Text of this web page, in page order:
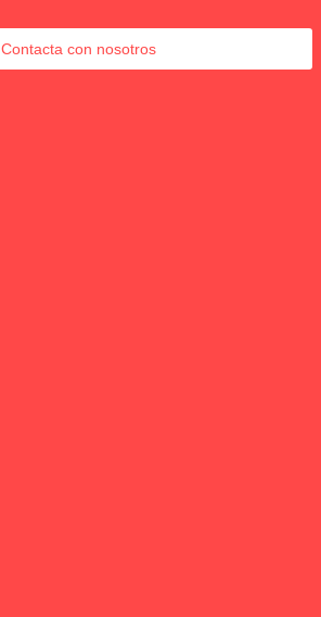
Contacta con nosotros